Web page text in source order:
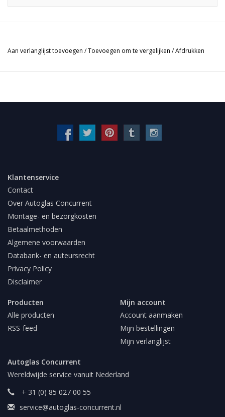
Aan verlanglijst toevoegen /Toevoegen om te vergelijken /Afdrukken
Klantenservice
Contact
Over Autoglas Concurrent
Montage- en bezorgkosten
Betaalmethoden
Algemene voorwaarden
Databank- en auteursrecht
Privacy Policy
Disclaimer
Producten
Alle producten
RSS-feed
Mijn account
Account aanmaken
Mijn bestellingen
Mijn verlanglijst
Autoglas Concurrent
Wereldwijde service vanuit Nederland
+ 31 (0) 85 027 00 55
service@autoglas-concurrent.nl